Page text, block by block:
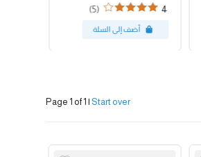
4
(5)
Page 1 of 1 | Start over